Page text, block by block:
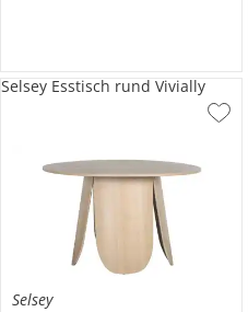
Selsey
Selsey Esstisch rund Vivially